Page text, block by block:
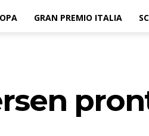
ski
GRAN PREMIO ITALIA